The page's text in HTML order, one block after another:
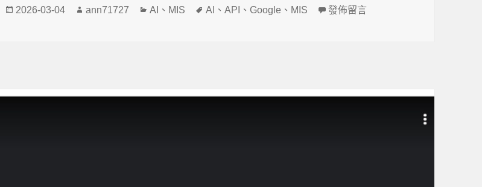
發
2026-03-04
作
ann71727
分
AI 、 MIS
標
AI 、API 、 Google 、 MIS 在〈鎖帳號，才是 SaaS 時代最可
發佈留言